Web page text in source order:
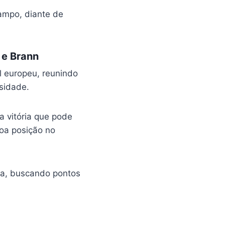
diante de
Brann
europeu, reunindo
vitória que pode
posição no
buscando pontos